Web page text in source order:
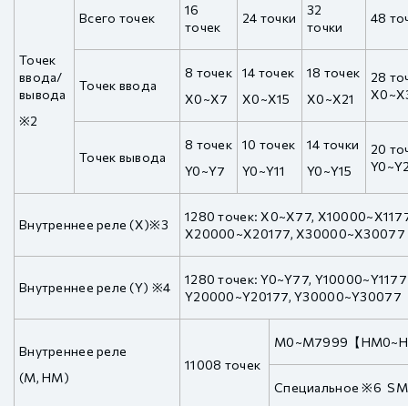
Точек
ввода/
вывода
※2
Всего точек
16
точек
24 точки
32
точки
48
Точек ввода
8 точек
X0~X7
14 точек
X0~X15
18 точек
X0~X21
28
Точек вывода
8 точек
Y0~Y7
10 точек
Y0~Y11
14 точки
Y0~Y15
20
Внутреннее реле (X)※3
1280 точек: X0~X77,
X20000~X20177, X30000~X30077
Внутреннее реле (Y) ※4
1280 точек: Y0~Y77,
Y20000~Y20177, Y30000~Y30077
Внутреннее реле
(M, HM)
11008 точек
M0~M7999【
Специальное ※6